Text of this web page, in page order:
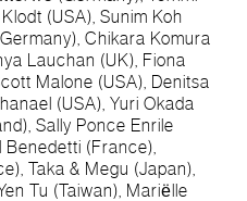
(USA), Sunim Koh
Chikara Komura
(UK), Fiona
Malone (USA), Denitsa
(USA), Yuri Okada
Sally Ponce Enrile
Benedetti (France),
Taka & Megu (Japan),
Tu (Taiwan), Mariёlle